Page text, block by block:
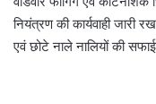
नियंत्रण की कार्यवाही
एवं छोटे नाले नालियों की